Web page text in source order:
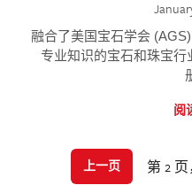
融合了美国宝石学会
专业知识的宝石和珠宝行
阅
上一页 第 2